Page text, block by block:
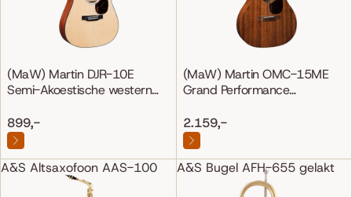
(MaW) Martin DJR-10E
Semi-Akoestische western
899,-
(MaW) Martin OMC-15ME
Grand Performance
2.159,-
A&S Altsaxofoon AAS-100 A&S Bugel AFH-655 gelakt